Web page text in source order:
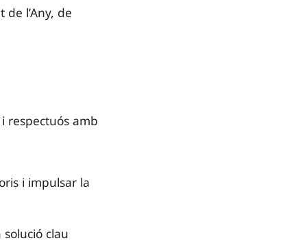
l’Any, de
respectuós amb
i impulsar la
solució clau